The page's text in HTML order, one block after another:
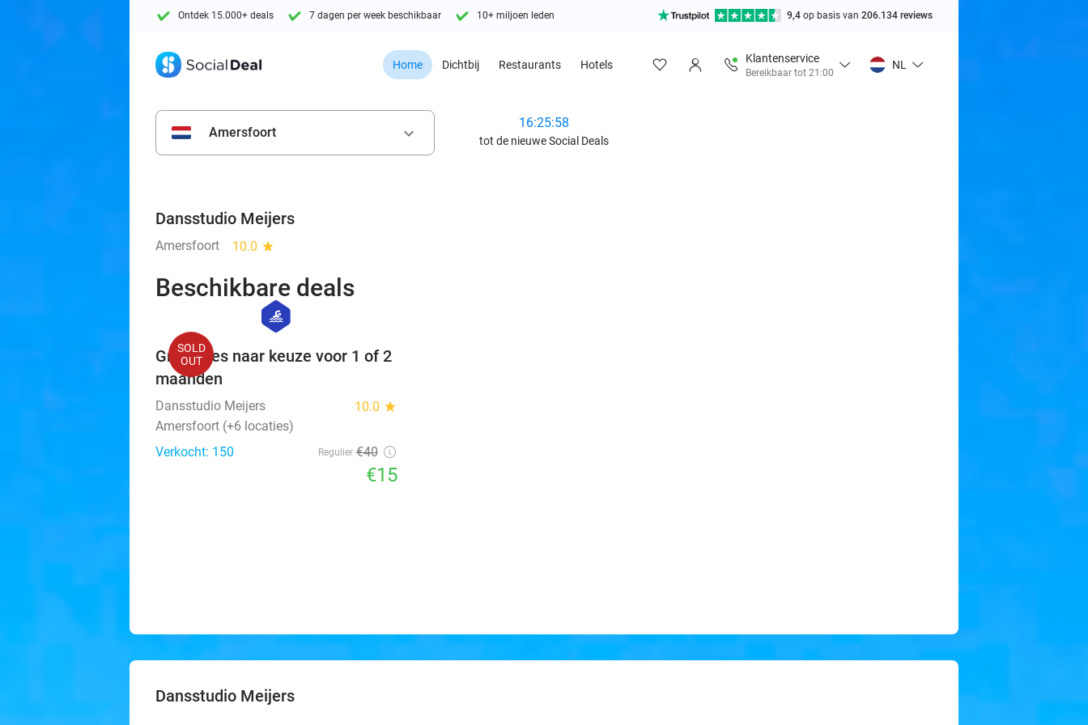
Ontdek 15.000+ deals 7 dagen per week beschikbaar 10+ miljoen leden 9,4 op basis van 206.134 reviews
Home Dichtbij Restaurants Hotels
Klantenservice
Bereikbaar tot 21:00
NL
Amersfoort keyboard_arrow_down
16:25:56
tot de nieuwe Social Deals
Dansstudio Meijers
Amersfoort 10.0 star
Beschikbare deals
SOLD
OUT
hexagon
sport
Groepsles naar keuze voor 1 of 2
maanden
Dansstudio Meijers 10.0 star
Amersfoort (+6 locaties)
Verkocht: 150
Regulier €40
€15
Dansstudio Meijers